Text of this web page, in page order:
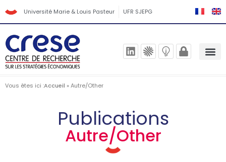
Université Marie & Louis Pasteur UFR SJEPG
Vous êtes ici :Accueil »Autre/Other
Publications
Autre/Other